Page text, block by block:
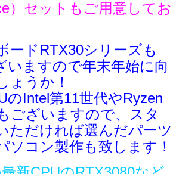
）セットもご用意してお
ードRTX30シリーズも
いますので年末年始に向
ょうか！
のIntel第11世代やRyzen
ございますので、スタ
ただければ選んだパーツ
ソコン製作も致します！